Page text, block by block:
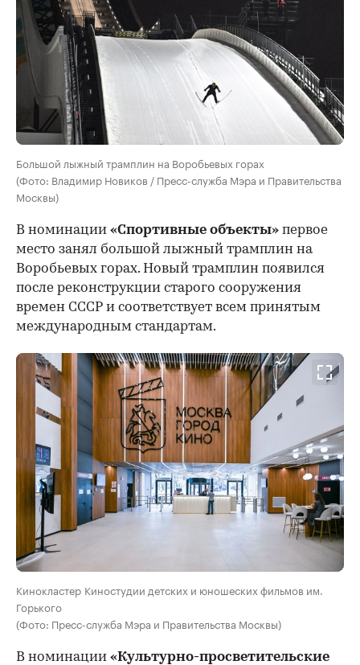
Большой лыжный трамплин на Воробьевых горах
(Фото: Владимир Новиков / Пресс-служба Мэра и Правительства
Москвы)
В номинации «Спортивные объекты» первое
место занял большой лыжный трамплин на
Воробьевых горах. Новый трамплин появился
после реконструкции старого сооружения
времен СССР и соответствует всем принятым
международным стандартам.
Кинокластер Киностудии детских и юношеских фильмов им.
Горького
(Фото: Пресс-служба Мэра и Правительства Москвы)
В номинации «Культурно-просветительские